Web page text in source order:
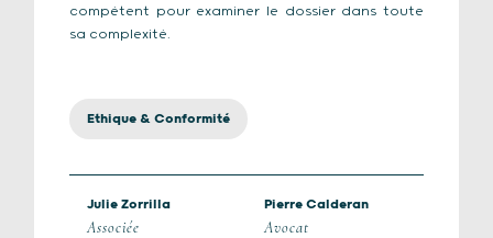
compétent pour examiner le dossier dans toute
sa complexité.
Ethique & Conformité
Julie Zorrilla
Associée
Pierre Calderan
Avocat